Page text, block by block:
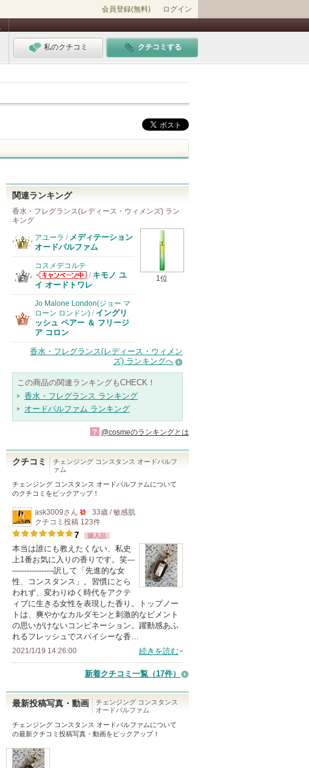
会員登録(無料) ログイン
私のクチコミ クチコミする
関連ランキング
香水・フレグランス(レディース・ウィメンズ) ラン
キング
1位
アユーラ / メディテーション
オードパルファム
コスメデコルテ
コスメデコルテ
からのお知らせ
があります
/ キモノ ユ
イ オードトワレ
Jo Malone London(ジョー マ
ローン ロンドン) / イングリ
ッシュ ペアー ＆ フリージ
ア コロン
香水・フレグランス(レディース・ウィメン
ズ) ランキングへ
この商品の関連ランキングもCHECK！
香水・フレグランス ランキング
オードパルファム ランキング
? @cosmeのランキングとは
クチコミ
チェンジング コンスタンス オードパルフ
ァム
チェンジング コンスタンス オードパルファムについて
のクチコミをピックアップ！
ask3009さん
50
以
上
メ
ン
バ
ー
お
に
り
33歳 / 敏感肌
クチコミ投稿 123件
7 購入品
本当は誰にも教えたくない、私史
上1番お気に入りの香りです。笑---
-----------------訳して「先進的な女
性、コンスタンス」。習慣にとら
われず、変わりゆく時代をアクテ
ィブに生きる女性を表現した香り。トップノー
トは、爽やかなカルダモンと刺激的なピメント
の思いがけないコンビネーション。躍動感あふ
れるフレッシュでスパイシーな香…
2021/1/19 14:26:00 続きを読む
新着クチコミ一覧 （17件）
最新投稿写真・動画
チェンジング コンスタンス
オードパルファム
チェンジング コンスタンス オードパルファムについて
の最新クチコミ投稿写真・動画をピックアップ！